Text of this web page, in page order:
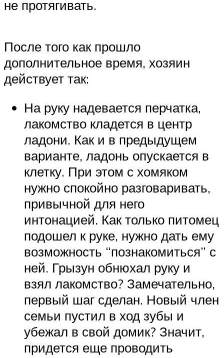
не протягивать.
После того как прошло
дополнительное время, хозяин
действует так:
На руку надевается перчатка,
лакомство кладется в центр
ладони. Как и в предыдущем
варианте, ладонь опускается в
клетку. При этом с хомяком
нужно спокойно разговаривать,
привычной для него
интонацией. Как только питомец
подошел к руке, нужно дать ему
возможность “познакомиться” с
ней. Грызун обнюхал руку и
взял лакомство? Замечательно,
первый шаг сделан. Новый член
семьи пустил в ход зубы и
убежал в свой домик? Значит,
придется еще проводить